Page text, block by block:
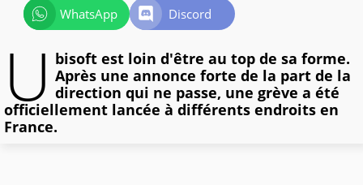
WhatsApp
Discord
U bisoft est loin d'être au top de sa forme.
Après une annonce forte de la part de la
direction qui ne passe, une grève a été
officiellement lancée à différents endroits en
France.